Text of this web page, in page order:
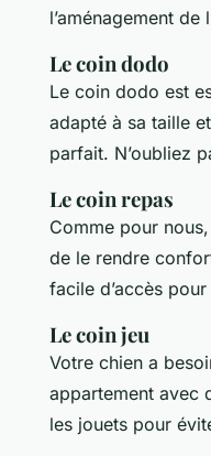
l’aménagement
Le coin dodo
Le coin dodo est
adapté à sa taille
parfait. N’oubliez
Le coin repas
Comme pour
de le rendre
facile d’accès
Le coin jeu
Votre chien a
appartement avec
les jouets pour